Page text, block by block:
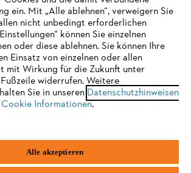
WIRD NICHT
Browser, den wir noch nicht unterstützen. Für
unserer Seite empfehlen wir Ihnen, zu
Browser zu wechseln:
Chrome
ein. Mit „Alle ablehnen“, verweigern Sie
nicht unbedingt erforderlichen
können Sie einzelnen
oder diese ablehnen. Sie können Ihre
Einsatz von einzelnen oder allen
mit Wirkung für die Zukunft unter
widerrufen. Weitere
Sie in unseren Datenschutzhinweisen
Cookie Informationen.
Alle akzeptieren